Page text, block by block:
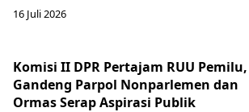
16 Juli 2026
Komisi II DPR Pertajam RUU Pemilu,
Gandeng Parpol Nonparlemen dan
Ormas Serap Aspirasi Publik